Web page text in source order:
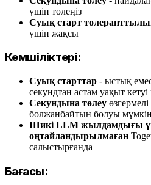
үшін төлеңіз
Суық старт
үшін жақсы
Кемшіліктері:
Суық старттар - ыстық
секундтан астам уақыт
Секундына төлеу
болжанбайтын болуы мүмкін
Шикі LLM жылдамдығы
оңтайландырылмаған
салыстырғанда
Бағасы: